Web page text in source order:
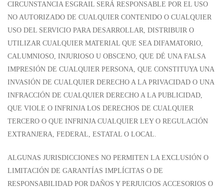
CIRCUNSTANCIA ESGRAIL SERÁ RESPONSABLE POR EL USO
NO AUTORIZADO DE CUALQUIER CONTENIDO O CUALQUIER
USO DEL SERVICIO PARA DESARROLLAR, DISTRIBUIR O
UTILIZAR CUALQUIER MATERIAL QUE SEA DIFAMATORIO,
CALUMNIOSO, INJURIOSO U OBSCENO, QUE DÉ UNA FALSA
IMPRESIÓN DE CUALQUIER PERSONA, QUE CONSTITUYA UNA
INVASIÓN DE CUALQUIER DERECHO A LA PRIVACIDAD O UNA
INFRACCIÓN DE CUALQUIER DERECHO A LA PUBLICIDAD,
QUE VIOLE O INFRINJA LOS DERECHOS DE CUALQUIER
TERCERO O QUE INFRINJA CUALQUIER LEY O REGULACIÓN
EXTRANJERA, FEDERAL, ESTATAL O LOCAL.
ALGUNAS JURISDICCIONES NO PERMITEN LA EXCLUSIÓN O
LIMITACIÓN DE GARANTÍAS IMPLÍCITAS O DE
RESPONSABILIDAD POR DAÑOS Y PERJUICIOS ACCESORIOS O